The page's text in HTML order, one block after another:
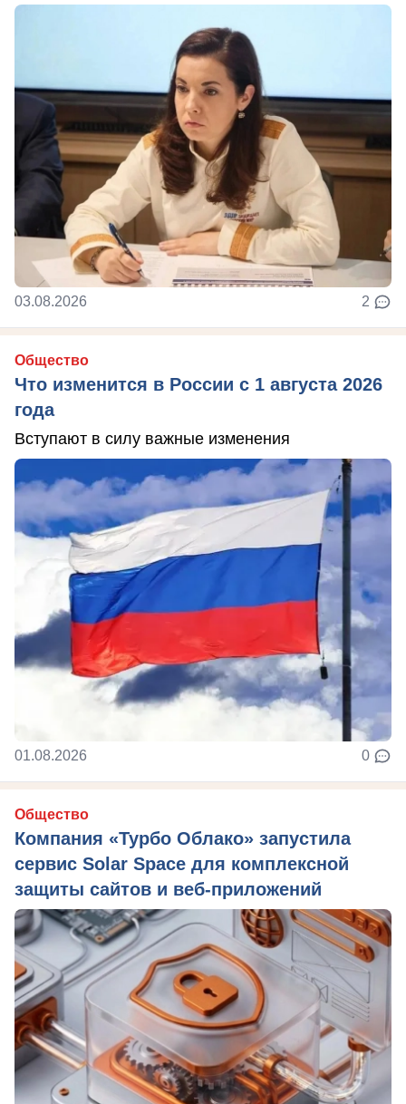
03.08.2026 2
Общество
Что изменится в России с 1 августа 2026
года
Вступают в силу важные изменения
01.08.2026 0
Общество
Компания «Турбо Облако» запустила
сервис Solar Space для комплексной
защиты сайтов и веб-приложений